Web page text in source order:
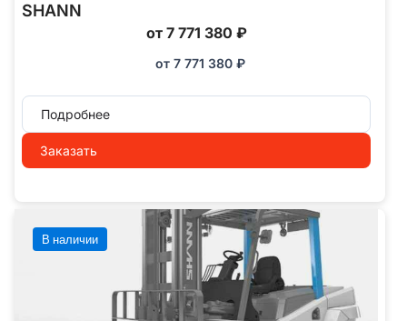
SHANN
от 7 771 380 ₽
от 7 771 380 ₽
Подробнее
Заказать
В наличии